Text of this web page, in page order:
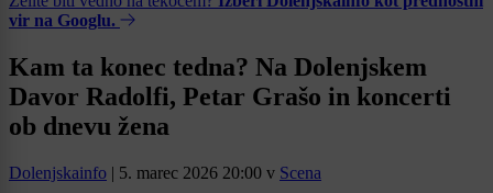
vir na Googlu.
Kam ta konec tedna? Na Dolenjskem
Davor Radolfi, Petar Grašo in koncerti
ob dnevu žena
Dolenjskainfo | 5. marec 2026 20:00 v Scena